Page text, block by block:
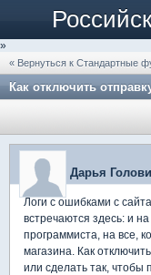
»
« Вернуться к Стандартные
Как отключить
Дарья
Логи с ошибками с
встречаются здесь: и
программиста, на все,
магазина. Как
или сделать так, чтобы